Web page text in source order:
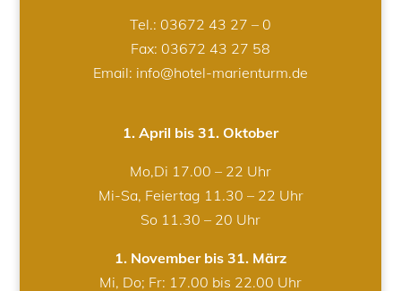
Tel.: 03672 43 27 – 0
Fax: 03672 43 27 58
Email: info@hotel-marienturm.de
1. April bis 31. Oktober
Mo,Di 17.00 – 22 Uhr
Mi-Sa, Feiertag 11.30 – 22 Uhr
So 11.30 – 20 Uhr
1. November bis 31. März
Mi, Do; Fr: 17.00 bis 22.00 Uhr